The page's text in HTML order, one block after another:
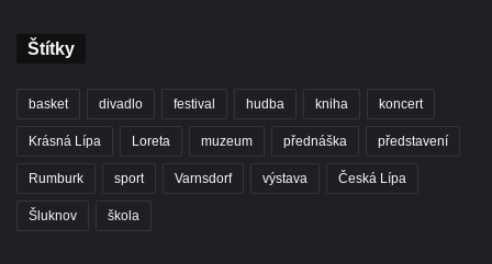
Štítky
basket divadlo festival hudba kniha koncert
Krásná Lípa Loreta muzeum přednáška představení
Rumburk sport Varnsdorf výstava Česká Lípa
Šluknov škola